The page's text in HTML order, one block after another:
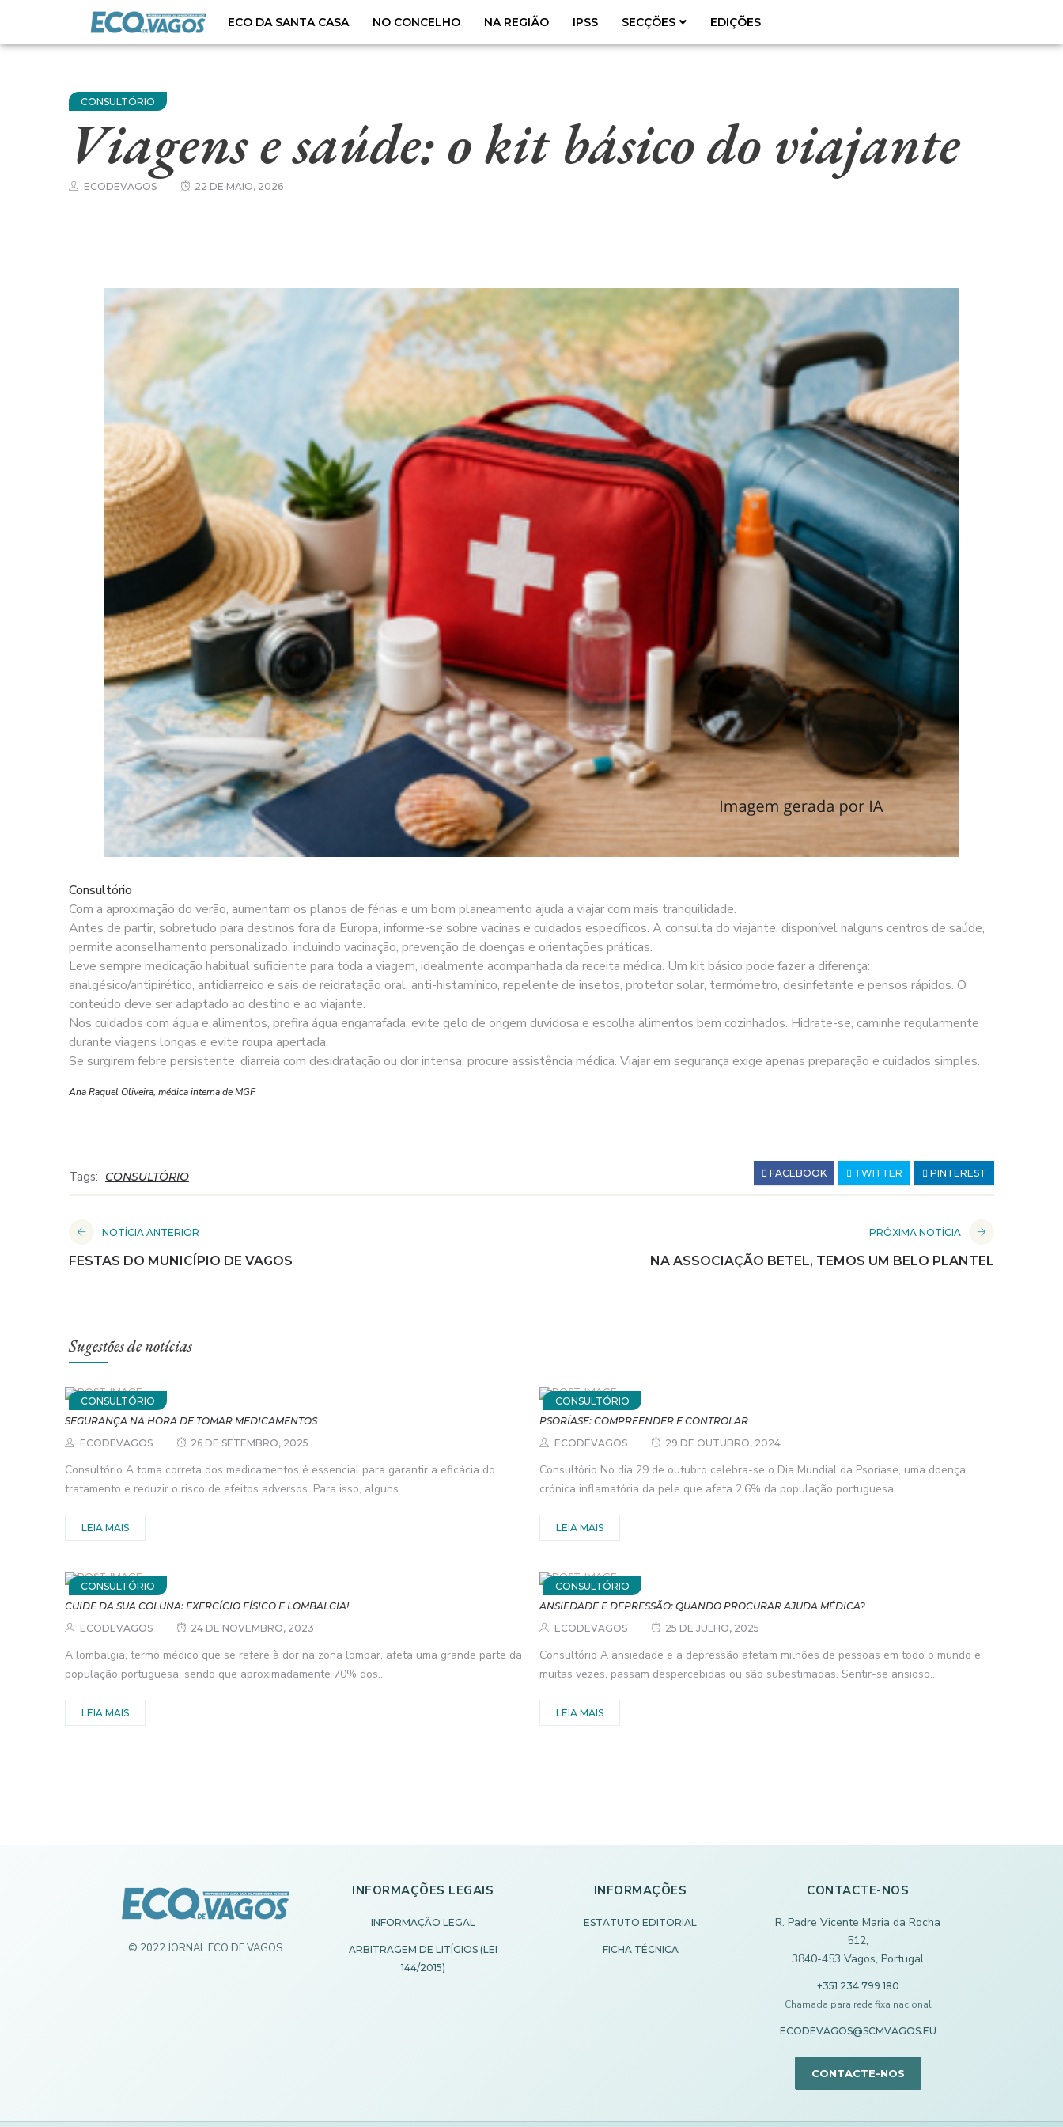
ECO DA SANTA CASA NO CONCELHO NA REGIÃO IPSS SECÇÕES EDIÇÕES
CONSULTÓRIO
Viagens e saúde: o kit básico do viajante
ECODEVAGOS 22 DE MAIO, 2026
Consultório
Com a aproximação do verão, aumentam os planos de férias e um bom planeamento ajuda a viajar com mais tranquilidade.
Antes de partir, sobretudo para destinos fora da Europa, informe-se sobre vacinas e cuidados específicos. A consulta do viajante, disponível nalguns centros de saúde,
permite aconselhamento personalizado, incluindo vacinação, prevenção de doenças e orientações práticas.
Leve sempre medicação habitual suficiente para toda a viagem, idealmente acompanhada da receita médica. Um kit básico pode fazer a diferença:
analgésico/antipirético, antidiarreico e sais de reidratação oral, anti-histamínico, repelente de insetos, protetor solar, termómetro, desinfetante e pensos rápidos. O
conteúdo deve ser adaptado ao destino e ao viajante.
Nos cuidados com água e alimentos, prefira água engarrafada, evite gelo de origem duvidosa e escolha alimentos bem cozinhados. Hidrate-se, caminhe regularmente
durante viagens longas e evite roupa apertada.
Se surgirem febre persistente, diarreia com desidratação ou dor intensa, procure assistência médica. Viajar em segurança exige apenas preparação e cuidados simples.
Ana Raquel Oliveira, médica interna de MGF
Tags: CONSULTÓRIO FACEBOOK TWITTER PINTEREST
NOTÍCIA ANTERIOR
FESTAS DO MUNICÍPIO DE VAGOS
PRÓXIMA NOTÍCIA
NA ASSOCIAÇÃO BETEL, TEMOS UM BELO PLANTEL
Sugestões de notícias
CONSULTÓRIO
SEGURANÇA NA HORA DE TOMAR MEDICAMENTOS
ECODEVAGOS
26 DE SETEMBRO, 2025
Consultório A toma correta dos medicamentos é essencial para garantir a eficácia do
tratamento e reduzir o risco de efeitos adversos. Para isso, alguns...
LEIA MAIS
CONSULTÓRIO
PSORÍASE: COMPREENDER E CONTROLAR
ECODEVAGOS
29 DE OUTUBRO, 2024
Consultório No dia 29 de outubro celebra-se o Dia Mundial da Psoríase, uma doença
crónica inflamatória da pele que afeta 2,6% da população portuguesa....
LEIA MAIS
CONSULTÓRIO
CUIDE DA SUA COLUNA: EXERCÍCIO FÍSICO E LOMBALGIA!
ECODEVAGOS
24 DE NOVEMBRO, 2023
A lombalgia, termo médico que se refere à dor na zona lombar, afeta uma grande parte da
população portuguesa, sendo que aproximadamente 70% dos...
LEIA MAIS
CONSULTÓRIO
ANSIEDADE E DEPRESSÃO: QUANDO PROCURAR AJUDA MÉDICA?
ECODEVAGOS
25 DE JULHO, 2025
Consultório A ansiedade e a depressão afetam milhões de pessoas em todo o mundo e,
muitas vezes, passam despercebidas ou são subestimadas. Sentir-se ansioso...
LEIA MAIS
© 2022 JORNAL ECO DE VAGOS
INFORMAÇÕES LEGAIS
INFORMAÇÃO LEGAL
ARBITRAGEM DE LITÍGIOS (LEI
144/2015)
INFORMAÇÕES
ESTATUTO EDITORIAL
FICHA TÉCNICA
CONTACTE-NOS
R. Padre Vicente Maria da Rocha
512,
3840-453 Vagos, Portugal
+351 234 799 180
Chamada para rede fixa nacional
ECODEVAGOS@SCMVAGOS.EU
CONTACTE-NOS